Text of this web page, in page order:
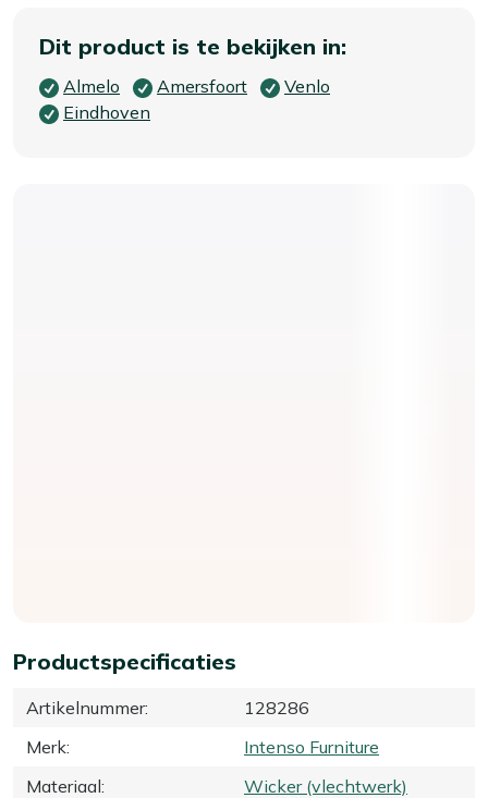
Productspecificaties
Artikelnummer:
128286
Merk:
Intenso Furniture
Materiaal:
Wicker (vlechtwerk)
Dit product is te bekijken in:
Almelo Amersfoort
Venlo
Eindhoven